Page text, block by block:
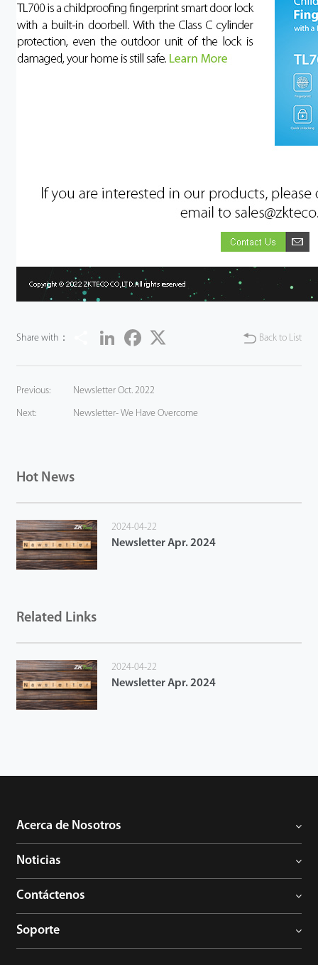
Share with：
Share LinkedInFacebook
Back to List
Previous: Newsletter Oct. 2022
Next: Newsletter- We Have Overcome
Hot News
2024-04-22
Newsletter Apr. 2024
Related Links
2024-04-22
Newsletter Apr. 2024
Acerca de Nosotros
Noticias
Contáctenos
Soporte